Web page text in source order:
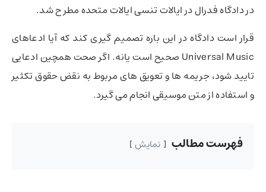
در دادگاه فدرال در ایالات تنسی ایالات متحده مطرح شد.
قرار است دادگاه در این باره تصمیم گیری کند که آیا ادعاهای
Universal Music صحیح است یانه. اگر صحت همچین ادعایی
تایید شود، جریمه ها و تعویق های مربوط به نقض حقوق تکثیر
و استفاده از متن موسیقی انجام می گیرد.
فهرست مطالب نمایش